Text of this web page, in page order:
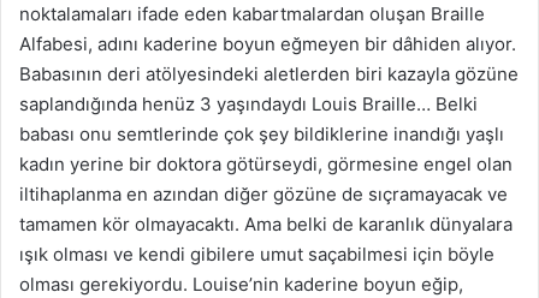
noktalamaları ifade eden kabartmalardan oluşan Braille
Alfabesi, adını kaderine boyun eğmeyen bir dâhiden alıyor.
Babasının deri atölyesindeki aletlerden biri kazayla gözüne
saplandığında henüz 3 yaşındaydı Louis Braille… Belki
babası onu semtlerinde çok şey bildiklerine inandığı yaşlı
kadın yerine bir doktora götürseydi, görmesine engel olan
iltihaplanma en azından diğer gözüne de sıçramayacak ve
tamamen kör olmayacaktı. Ama belki de karanlık dünyalara
ışık olması ve kendi gibilere umut saçabilmesi için böyle
olması gerekiyordu. Louise’nin kaderine boyun eğip,